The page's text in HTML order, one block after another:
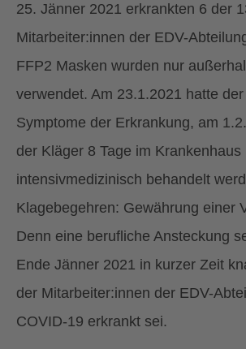
25. Jänner 2021 erkrankten 6 der
Mitarbeiter:innen der EDV-
FFP2 Masken wurden nur
verwendet. Am 23.1.2021 hatte
Symptome der Erkrankung, am
der Kläger 8 Tage im Krankenhaus
intensivmedizinisch behandelt
Klagebegehren: Gewährung einer
Denn eine berufliche Ansteckung
Ende Jänner 2021 in kurzer Zeit
der Mitarbeiter:innen der EDV-
COVID-19 erkrankt sei.